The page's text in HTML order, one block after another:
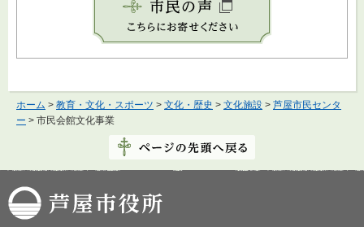
ホーム > 教育・文化・スポーツ > 文化・歴史 > 文化施設 > 芦屋市民センタ
ー > 市民会館文化事業
芦屋市役所